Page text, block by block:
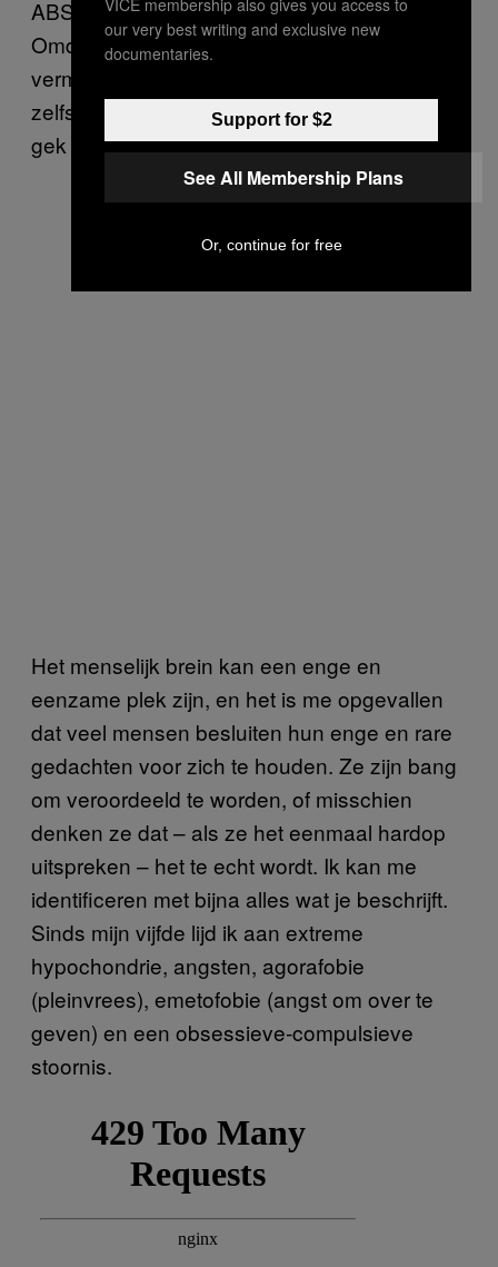
ABSOLUUT NIET gek bent. Weet je waarom?
Omdat gekke mensen meestal niet over het
vermogen beschikken om toe te geven – of
zelfs maar enigszins te erkennen – dat ze
gek zijn.
Het menselijk brein kan een enge en
eenzame plek zijn, en het is me opgevallen
dat veel mensen besluiten hun enge en rare
gedachten voor zich te houden. Ze zijn bang
om veroordeeld te worden, of misschien
denken ze dat – als ze het eenmaal hardop
uitspreken – het te echt wordt. Ik kan me
identificeren met bijna alles wat je beschrijft.
Sinds mijn vijfde lijd ik aan extreme
hypochondrie, angsten, agorafobie
(pleinvrees), emetofobie (angst om over te
geven) en een obsessieve-compulsieve
stoornis.
our very best writing and exclusive new
documentaries.
Support for $2
See All Membership Plans
Or, continue for free